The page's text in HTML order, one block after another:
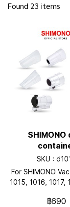
Found 23 items
SHIMONO
SKU :
For SHIMONO
1015, 1016, 1017,
฿690